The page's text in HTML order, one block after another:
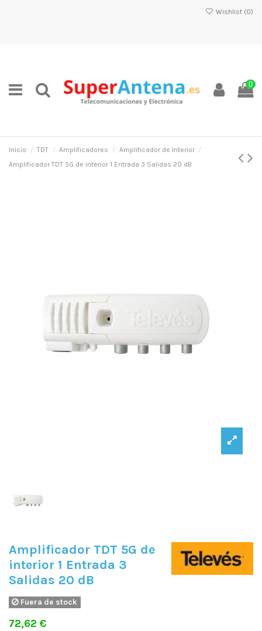
Wishlist (0)
0
Inicio TDT Amplificadores
Amplificador de Interior
Amplificador TDT 5G de interior 1 Entrada 3 Salidas 20 dB
Amplificador TDT 5G de
interior 1 Entrada 3
Salidas 20 dB
Fuera de stock
72,62 €